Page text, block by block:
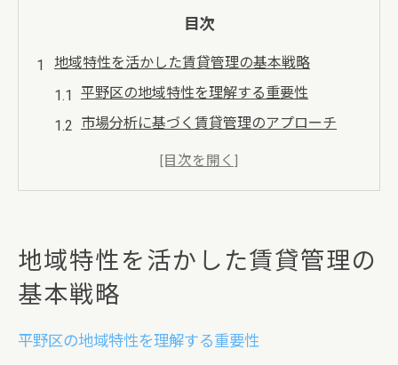
目次
地域特性を活かした賃貸管理の基本戦略
平野区の地域特性を理解する重要性
市場分析に基づく賃貸管理のアプローチ
地域の需要に応じた物件選定のポイント
地域コミュニティとの連携による管理効率
化
地域特性を活かした賃貸管理の
基本戦略
平野区の地域特性を理解する重要性